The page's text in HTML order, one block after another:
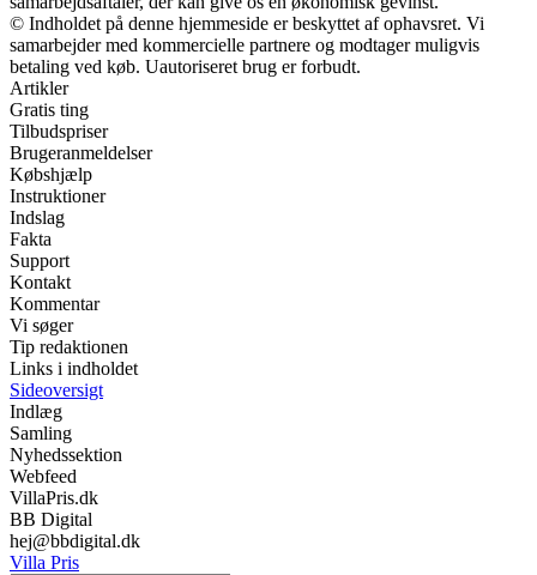
© Indholdet på denne hjemmeside er beskyttet af ophavsret. Vi
samarbejder med kommercielle partnere og modtager muligvis
betaling ved køb. Uautoriseret brug er forbudt.
Artikler
Gratis ting
Tilbudspriser
Brugeranmeldelser
Købshjælp
Instruktioner
Indslag
Fakta
Support
Kontakt
Kommentar
Vi søger
Tip redaktionen
Links i indholdet
Sideoversigt
Indlæg
Samling
Nyhedssektion
Webfeed
VillaPris.dk
BB Digital
hej@bbdigital.dk
Villa Pris